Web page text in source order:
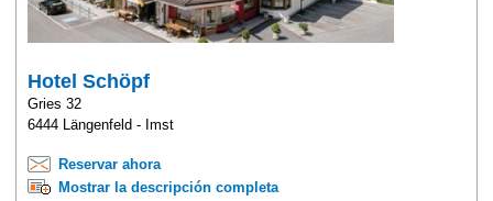
Hotel Schöpf
Gries 32
6444 Längenfeld - Imst
Reservar ahora
Mostrar la descripción completa